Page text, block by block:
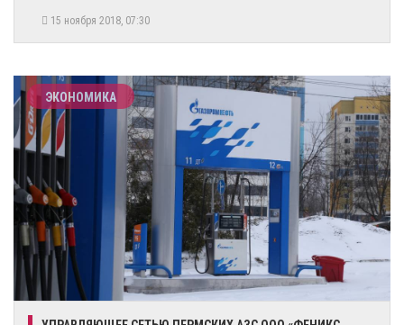
15 ноября 2018, 07:30
ЭКОНОМИКА